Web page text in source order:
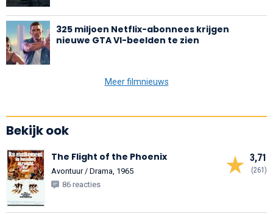
325 miljoen Netflix-abonnees krijgen
nieuwe GTA VI-beelden te zien
Meer filmnieuws
Bekijk ook
3,71
(261)
The Flight of the Phoenix
Avontuur / Drama, 1965
86 reacties